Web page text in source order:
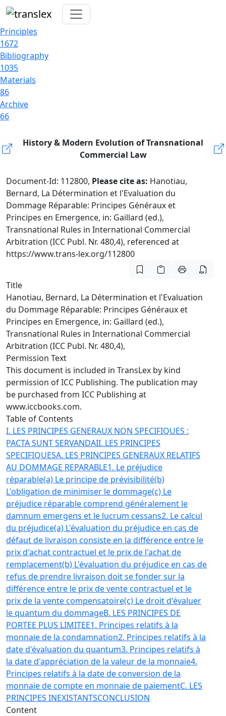
Principles
1672
Bibliography
1035
Materials
86
Archive
66
History & Modern Evolution of Transnational
Commercial Law
Document-Id: 112800, Please cite as: Hanotiau,
Bernard, La Détermination et l'Evaluation du
Dommage Réparable: Principes Généraux et
Principes en Emergence, in: Gaillard (ed.),
Transnational Rules in International Commercial
Arbitration (ICC Publ. Nr. 480,4), referenced at
https://www.trans-lex.org/112800
Title
Hanotiau, Bernard, La Détermination et l'Evaluation
du Dommage Réparable: Principes Généraux et
Principes en Emergence, in: Gaillard (ed.),
Transnational Rules in International Commercial
Arbitration (ICC Publ. Nr. 480,4),
Permission Text
This document is included in TransLex by kind
permission of ICC Publishing. The publication may
be purchased from ICC Publishing at
www.iccbooks.com.
Table of Contents
I. LES PRINCIPES GENERAUX NON SPECIFIQUES :
PACTA SUNT SERVANDAII. LES PRINCIPES
SPECIFIQUESA. LES PRINCIPES GENERAUX RELATIFS
AU DOMMAGE REPARABLE1. Le préjudice
réparable(a) Le principe de prévisibilité(b)
L'obligation de minimiser le dommage(c) Le
préjudice réparable comprend généralement le
damnum emergens et le lucrum cessans2. Le calcul
du préjudice(a) L'évaluation du préjudice en cas de
défaut de livraison consiste en la différence entre le
prix d'achat contractuel et le prix de l'achat de
remplacement(b) L'évaluation du préjudice en cas de
refus de prendre livraison doit se fonder sur la
différence entre le prix de vente contractuel et le
prix de la vente compensatoire(c) Le droit d'évaluer
le quantum du dommageB. LES PRINCIPES DE
PORTEE PLUS LIMITEE1. Principes relatifs à la
monnaie de la condamnation2. Principes relatifs à la
date d'évaluation du quantum3. Principes relatifs à
la date d'appréciation de la valeur de la monnaie4.
Principes relatifs à la date de conversion de la
monnaie de compte en monnaie de paiementC. LES
PRINCIPES INEXISTANTSCONCLUSION
Content